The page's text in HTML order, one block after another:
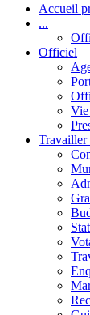
Accueil
...
Officiel
Vie
Travailler